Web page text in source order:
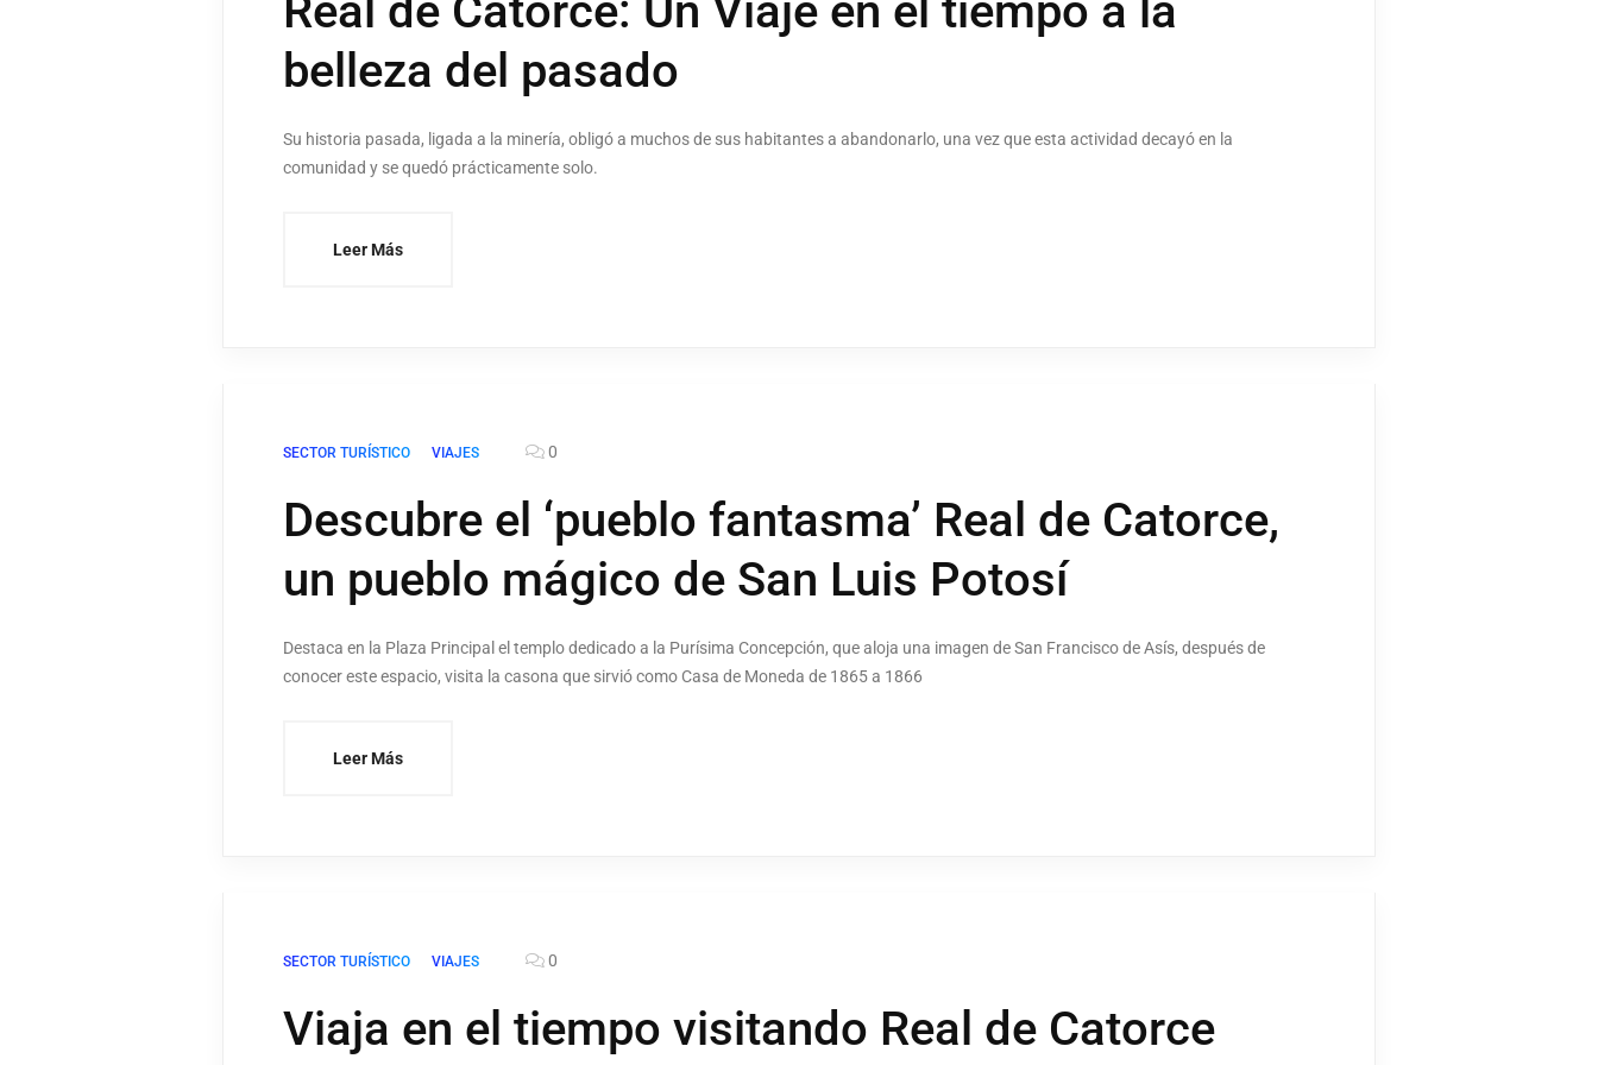
belleza del pasado
Su historia pasada, ligada a la minería, obligó a muchos de sus habitantes a abandonarlo, una vez que esta actividad decayó en la
comunidad y se quedó prácticamente solo.
Leer Más
SECTOR TURÍSTICO VIAJES 0
Descubre el ‘pueblo fantasma’ Real de Catorce,
un pueblo mágico de San Luis Potosí
Destaca en la Plaza Principal el templo dedicado a la Purísima Concepción, que aloja una imagen de San Francisco de Asís, después de
conocer este espacio, visita la casona que sirvió como Casa de Moneda de 1865 a 1866
Leer Más
SECTOR TURÍSTICO VIAJES 0
Viaja en el tiempo visitando Real de Catorce